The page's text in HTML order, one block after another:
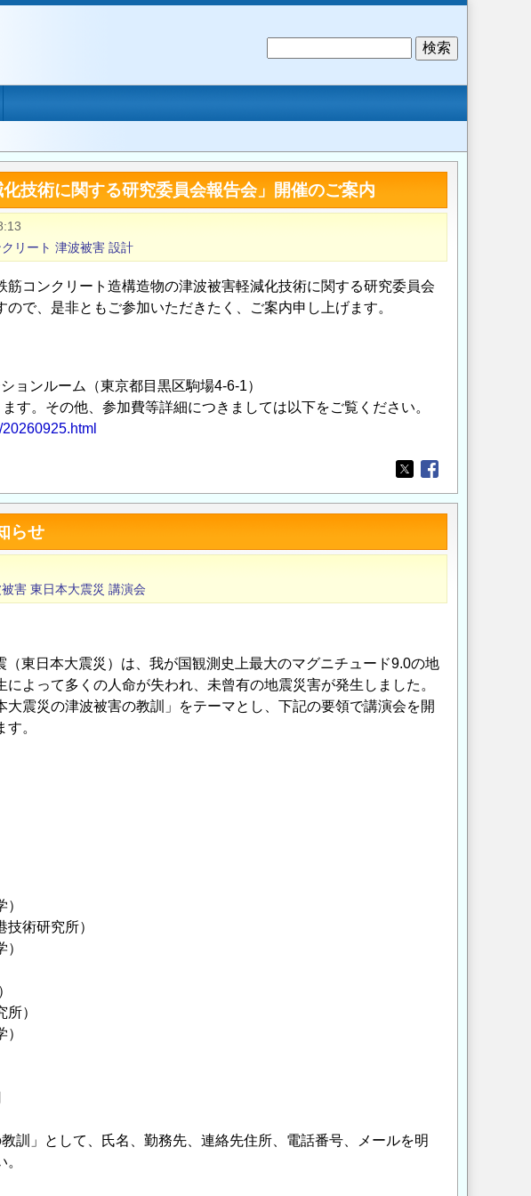
技術に関する研究委員会報告会」開催のご案内
リート 津波被害 設計
コンクリート造構造物の津波被害軽減化技術に関する研究委員会
で、是非ともご参加いただきたく、ご案内申し上げます。
ョンルーム（東京都目黒区駒場4-6-1）
す。その他、参加費等詳細につきましては以下をご覧ください。
Opens in a new
Opens in a new
らせ
害 東日本大震災 講演会
東日本大震災）は、我が国観測史上最大のマグニチュード9.0の地
よって多くの人命が失われ、未曾有の地震災害が発生しました。
震災の津波被害の教訓」をテーマとし、下記の要領で講演会を開
。
術研究所）
）
訓」として、氏名、勤務先、連絡先住所、電話番号、メールを明